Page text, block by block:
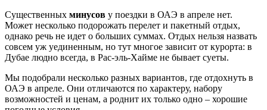
Существенных минусов у поездки в ОАЭ в апреле нет.
Может несколько подорожать перелет и пакетный отдых,
однако речь не идет о больших суммах. Отдых нельзя назвать
совсем уж уединенным, но тут многое зависит от курорта: в
Дубае людно всегда, в Рас-эль-Хайме не бывает суеты.
Мы подобрали несколько разных вариантов, где отдохнуть в
ОАЭ в апреле. Они отличаются по характеру, набору
возможностей и ценам, а роднит их только одно – хорошие